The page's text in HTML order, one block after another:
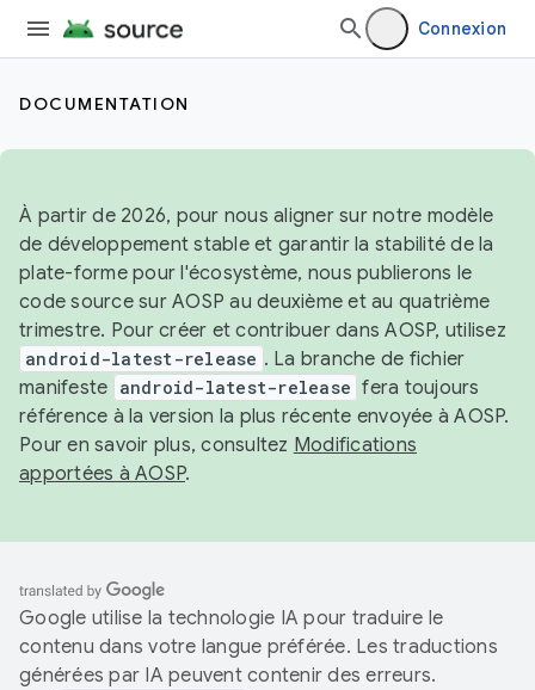
Connexion
DOCUMENTATION
À partir de 2026, pour nous aligner sur notre modèle
de développement stable et garantir la stabilité de la
plate-forme pour l'écosystème, nous publierons le
code source sur AOSP au deuxième et au quatrième
trimestre. Pour créer et contribuer dans AOSP, utilisez
android-latest-release . La branche de fichier
manifeste android-latest-release fera toujours
référence à la version la plus récente envoyée à AOSP.
Pour en savoir plus, consultez Modifications
apportées à AOSP.
Google utilise la technologie IA pour traduire le
contenu dans votre langue préférée. Les traductions
générées par IA peuvent contenir des erreurs.